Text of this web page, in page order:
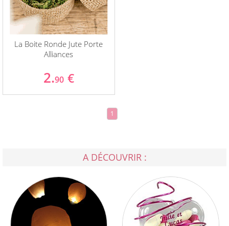
La Boite Ronde Jute Porte
Alliances
2.90 €
1
A DÉCOUVRIR :